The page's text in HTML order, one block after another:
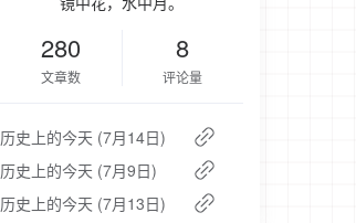
280
文章数
8
评论量
历史上的今天 (7月14日)
历史上的今天 (7月9日)
历史上的今天 (7月13日)